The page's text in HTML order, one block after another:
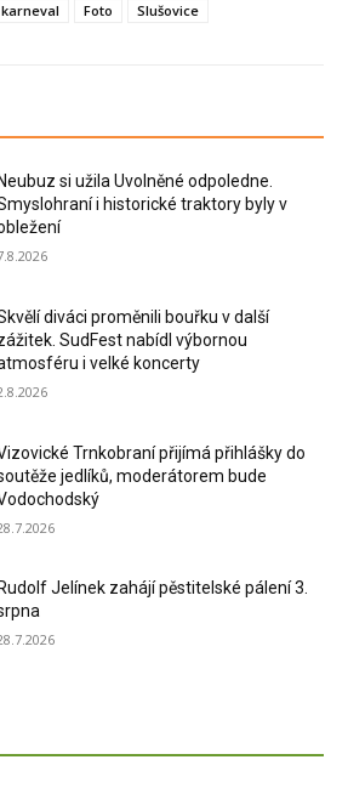
Foto Slušovice
Neubuz si užila Uvolněné odpoledne.
i historické traktory byly v
diváci proměnili bouřku v další
SudFest nabídl výbornou
i velké koncerty
Trnkobraní přijímá přihlášky do
jedlíků, moderátorem bude
Rudolf Jelínek zahájí pěstitelské pálení 3.